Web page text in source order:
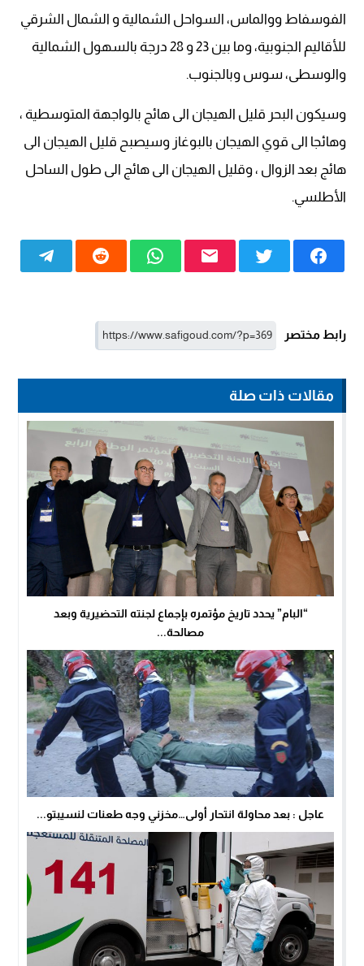
الفوسفاط ووالماس، السواحل الشمالية و الشمال الشرقي
للأقاليم الجنوبية، وما بين 23 و 28 درجة بالسهول الشمالية
والوسطى، سوس وبالجنوب.
وسيكون البحر قليل الهيجان الى هائج بالواجهة المتوسطية ،
وهائجا الى قوي الهيجان بالبوغاز وسيصبح قليل الهيجان الى
هائج بعد الزوال ، وقليل الهيجان الى هائج الى طول الساحل
الأطلسي.
رابط مختصر
مقالات ذات صلة
“البام” يحدد تاريخ مؤتمره بإجماع لجنته التحضيرية وبعد
مصالحة...
عاجل : بعد محاولة انتحار أولى…مخزني وجه طعنات لنسيبتو...